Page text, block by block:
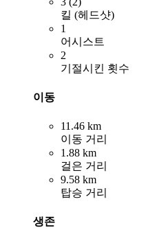
킬 (헤드샷)
1
어시스트
2
기절시킨 횟수
이동
11.46 km
이동 거리
1.88 km
걸은 거리
9.58 km
탑승 거리
생존